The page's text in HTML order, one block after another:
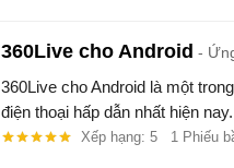
360Live cho Android
360Live cho Android là một
điện thoại hấp dẫn nhất hiện nay.
Xếp hạng: 5 1 Phiếu